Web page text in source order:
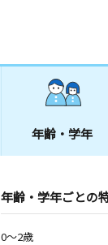
年齢・学年
年齢・学年ごとの
0～2歳